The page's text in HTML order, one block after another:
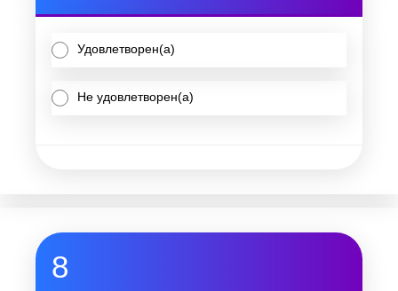
Удовлетворен(а)
Не удовлетворен(а)
8